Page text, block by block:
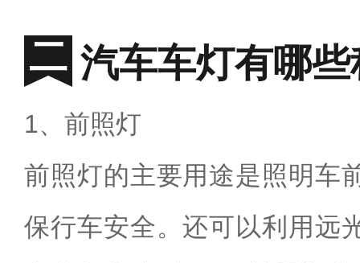
汽车车灯有哪些
1、前照灯
前照灯的主要用途是照明车
保行车安全。还可以利用远